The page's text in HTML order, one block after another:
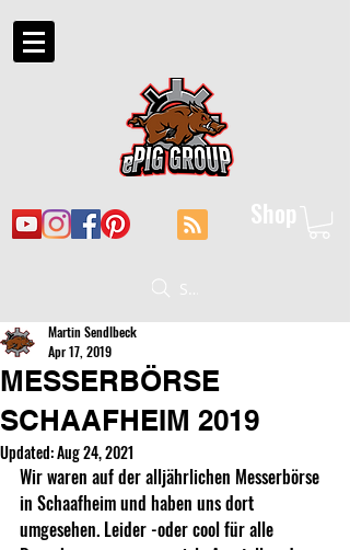
Shop
Suche
MESSERBÖRSE
SCHAAFHEIM 2019
Martin Sendlbeck
Apr 17, 2019
Updated:Aug 24, 2021
Wir waren auf der alljährlichen Messerbörse
in Schaafheim und haben uns dort
umgesehen. Leider -oder cool für alle